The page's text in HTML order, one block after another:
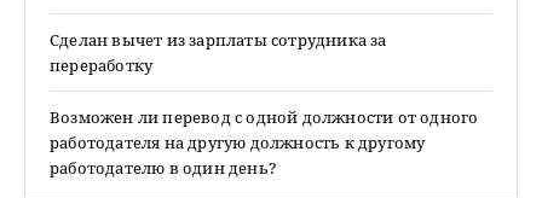
Сделан вычет из зарплаты сотрудника за
переработку
Возможен ли перевод с одной должности от одного
работодателя на другую должность к другому
работодателю в один день?